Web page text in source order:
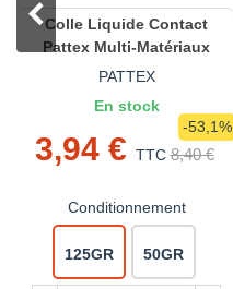
Colle Liquide Contact
Pattex Multi-Matériaux
PATTEX
En stock
3,94 € TTC 8,40 €
-53,1%
Conditionnement
125GR 50GR